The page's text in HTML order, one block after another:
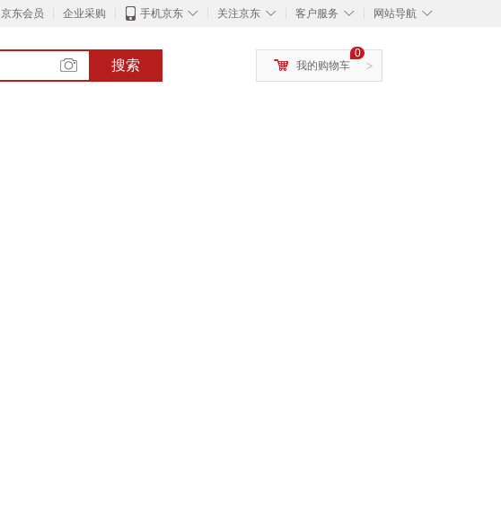
京东会员 企业采购 ◇
手机京东 ◇
关注京东 ◇
客户服务 ◇
网站导航
搜索 >
0
我的购物车